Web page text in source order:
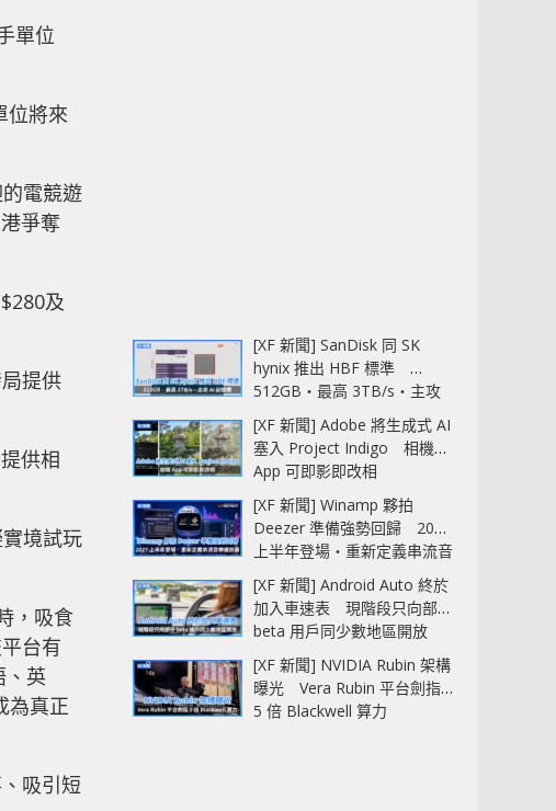
位將來
電競遊
爭奪
及
供相
境試玩
，吸食
台有
、英
為真正
吸引短
[XF 新聞] SanDisk 同 SK
hynix 推出 HBF 標準
512GB‧最高 3TB/s‧主攻
AI 記憶體
[XF 新聞] Adobe 將生成式 AI
塞入 Project Indigo 相機
App 可即影即改相
[XF 新聞] Winamp 夥拍
Deezer 準備強勢回歸 2027
上半年登場‧重新定義串流音
樂播放器
[XF 新聞] Android Auto 終於
加入車速表 現階段只向部分
beta 用戶同少數地區開放
[XF 新聞] NVIDIA Rubin 架構
曝光 Vera Rubin 平台劍指
5 倍 Blackwell 算力